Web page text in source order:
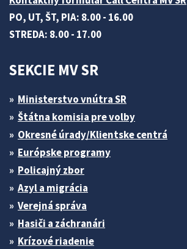
PO, UT, ŠT, PIA: 8.00 - 16.00
STREDA: 8.00 - 17.00
SEKCIE MV SR
Ministerstvo vnútra SR
Štátna komisia pre volby
Okresné úrady/Klientske centrá
Európske programy
Policajný zbor
Azyl a migrácia
Verejná správa
Hasiči a záchranári
Krízové riadenie